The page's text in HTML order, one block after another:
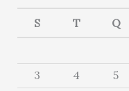
S T Q
3
4 5